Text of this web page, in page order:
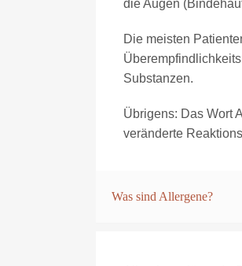
die Augen
Die meisten
Substanzen.
Übrigens: Das Wort
veränderte
Was sind Allergene?